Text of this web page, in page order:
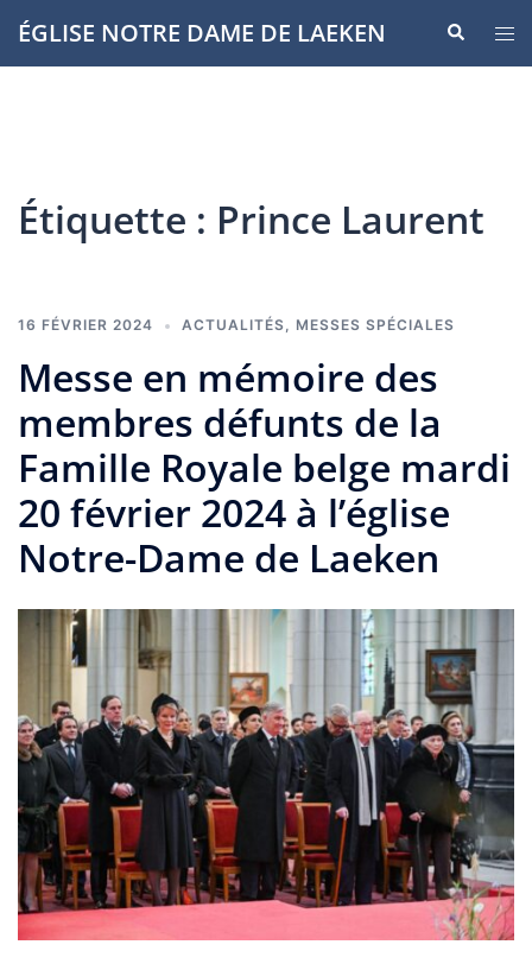
Aller
auÉGLISE NOTRE DAME DE LAEKEN
le
Étiquette : Prince Laurent
16 FÉVRIER 2024 ACTUALITÉS, MESSES SPÉCIALES
Messe en mémoire des
membres défunts de la
Famille Royale belge mardi
20 février 2024 à l’église
Notre-Dame de Laeken